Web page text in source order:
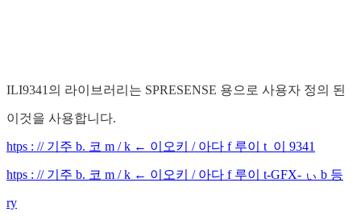
ILI9341의 라이브러리는 SPRESENSE 용으로 사용자 정의 된
이것을 사용합니다.
htps : // 기주 b. 코 m / k ← 이오키 / 아다 f 루이 t_이 9341
htps : // 기주 b. 코 m / k ← 이오키 / 아다 f 루이 t-GFX- ぃ b 등
ry